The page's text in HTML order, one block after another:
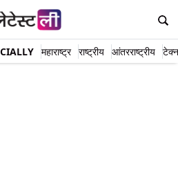
महाराष्ट्र राष्ट्रीय आंतरराष्ट्रीय